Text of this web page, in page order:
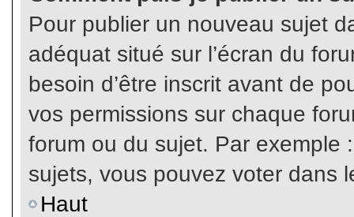
Pour publier un nouveau sujet
adéquat situé sur l’écran du
besoin d’être inscrit avant de
vos permissions sur chaque
forum ou du sujet. Par exemple
sujets, vous pouvez voter dans
Haut